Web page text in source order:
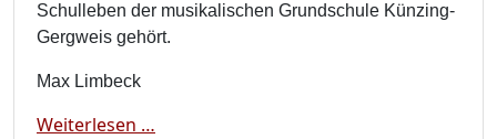
Schulleben der musikalischen Grundschule Künzing-
Gergweis gehört.
Max Limbeck
Weiterlesen …